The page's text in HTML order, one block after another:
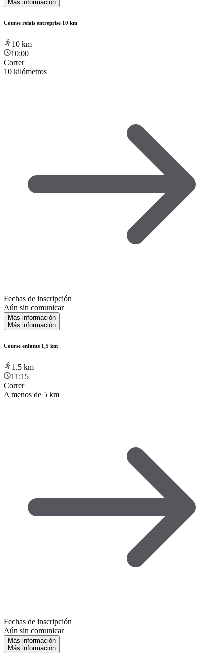
Más información
Course relais entreprise 10 km
10 km
10:00
Correr
10 kilómetros
Fechas de inscripción
Aún sin comunicar
Más información
Más información
Course enfants 1,5 km
1.5 km
11:15
Correr
A menos de 5 km
Fechas de inscripción
Aún sin comunicar
Más información
Más información